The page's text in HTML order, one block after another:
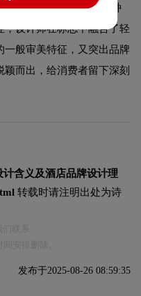
奢高端的设计风格。这种
，设计师在标志中融合了轻
般审美特征，又突出品牌
而出，给消费者留下深刻
计含义及酒店品牌设计理
转载时请注明出处为诗
发布于2025-08-26 08:59:35